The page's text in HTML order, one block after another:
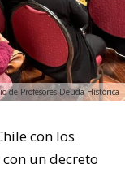
de Profesores Deuda Histórica
con los
un decreto